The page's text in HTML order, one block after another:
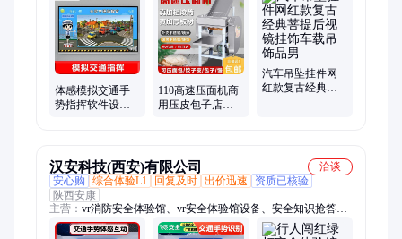
器、网络机顶盒、隐形防护网、立式洗眼器、无尘工作台、无线
叫号器、高压除尘枪、冰块机、除湿机、柴油发电机组、数控切
割机、高空作业车、高低温试验箱、光谱分析仪、电泳仪、工业
用吸尘器
体感模拟交通手
势指挥软件设备
110高速压面机商
用压皮包子店擀
汽车吊坠挂件网
红款复古经典菩
汉安科技(西安)有限公司
洽谈
安心购
综合体验L1 回复及时 出价迅速
资质已核验
陕西安康
主营： vr消防安全体验馆、vr安全体验馆设备、安全知识抢答
器、vr交通安全体验馆、安全教育展厅设备、消防火灾逃生体